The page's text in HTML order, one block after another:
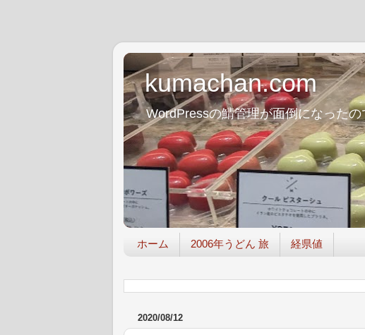
kumachan.com
WordPressの鯖管理が面倒になった
ホーム 2006年うどん 旅 経県値
2020/08/12